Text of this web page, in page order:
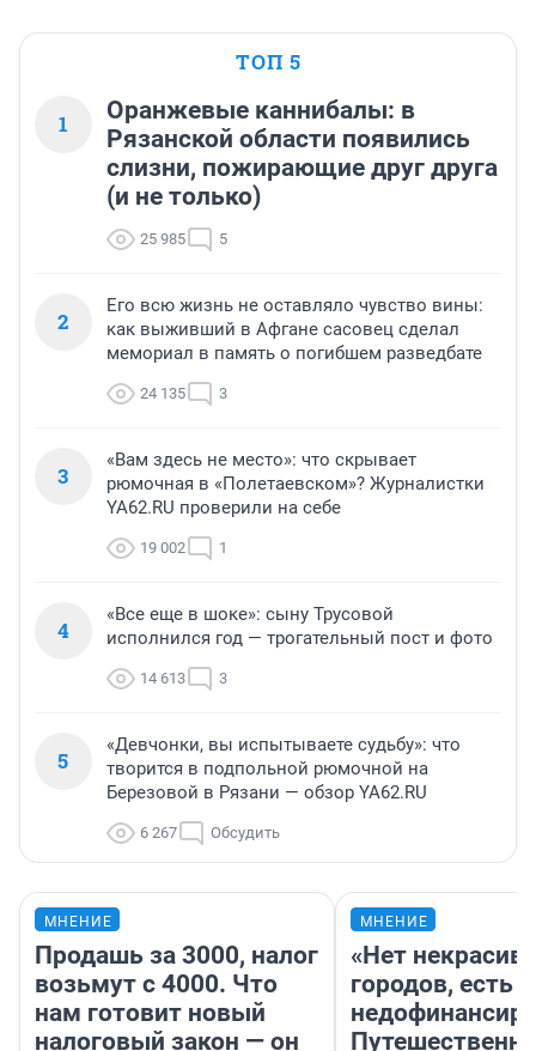
ТОП 5
1
Оранжевые каннибалы: в
Рязанской области появились
слизни, пожирающие друг друга
(и не только)
25 985 5
2
Его всю жизнь не оставляло чувство вины:
как выживший в Афгане сасовец сделал
мемориал в память о погибшем разведбате
24 135 3
3
«Вам здесь не место»: что скрывает
рюмочная в «Полетаевском»? Журналистки
YA62.RU проверили на себе
19 002 1
4
«Все еще в шоке»: сыну Трусовой
исполнился год — трогательный пост и фото
14 613 3
5
«Девчонки, вы испытываете судьбу»: что
творится в подпольной рюмочной на
Березовой в Рязани — обзор YA62.RU
6 267 Обсудить
МНЕНИЕ
Продашь за 3000, налог
возьмут с 4000. Что
нам готовит новый
налоговый закон — он
МНЕНИЕ
«Нет
городов, есть